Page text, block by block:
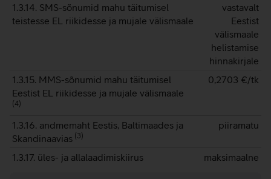
1.3.14. SMS-sõnumid mahu täitumisel
teistesse EL riikidesse ja mujale välismaale
vastavalt
Eestist
välismaale
helistamise
hinnakirjale
1.3.15. MMS-sõnumid mahu täitumisel
Eestist EL riikidesse ja mujale välismaale
(4)
0,2703 €/tk
1.3.16. andmemaht Eestis, Baltimaades ja
Skandinaavias (3)
piiramatu
1.3.17. üles- ja allalaadimiskiirus maksimaalne